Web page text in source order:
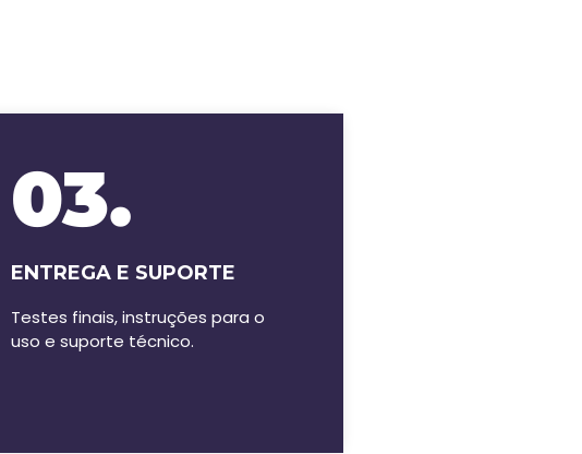
03.
ENTREGA E SUPORTE
Testes finais, instruções para o
uso e suporte técnico.